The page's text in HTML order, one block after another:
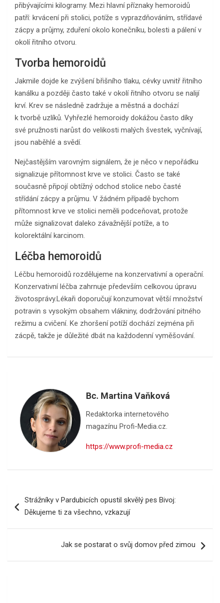
přibývajícími kilogramy. Mezi hlavní příznaky hemoroidů
patří: krvácení při stolici, potíže s vyprazdňováním, střídavé
zácpy a průjmy, zduření okolo konečníku, bolesti a pálení v
okolí řitního otvoru.
Tvorba hemoroidů
Jakmile dojde ke zvýšení břišního tlaku, cévky uvnitř řitního
kanálku a později často také v okolí řitního otvoru se nalijí
krví. Krev se následně zadržuje a městná a dochází
k tvorbě uzlíků. Vyhřezlé hemoroidy dokážou často díky
své pružnosti narůst do velikosti malých švestek, vyčnívají,
jsou naběhlé a svědí.
Nejčastějším varovným signálem, že je něco v nepořádku
signalizuje přítomnost krve ve stolici. Často se také
současně připojí obtížný odchod stolice nebo časté
střídání zácpy a průjmu. V žádném případě bychom
přítomnost krve ve stolici neměli podceňovat, protože
může signalizovat daleko závažnější potíže, a to
kolorektální karcinom.
Léčba hemoroidů
Léčbu hemoroidů rozdělujeme na konzervativní a operační.
Konzervativní léčba zahrnuje především celkovou úpravu
životosprávy.Lékaři doporučují konzumovat větší množství
potravin s vysokým obsahem vlákniny, dodržování pitného
režimu a cvičení. Ke zhoršení potíží dochází zejména při
zácpě, takže je důležité dbát na každodenní vyměšování.
Bc. Martina Vaňková
Redaktorka internetového
magazínu Profi-Media.cz.
https://www.profi-media.cz
proStrážníky v Pardubicích opustil skvělý pes Bivoj:
Děkujeme ti za všechno, vzkazují
Jak se postarat o svůj domov před zimou